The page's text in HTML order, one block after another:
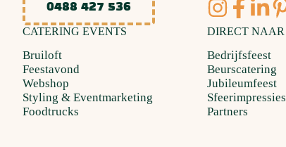
0488 427 536
CATERING EVENTS
Bruiloft
Feestavond
Webshop
Styling & Eventmarketing
Foodtrucks
DIRECT NAAR
Bedrijfsfeest
Beurscatering
Jubileumfeest
Sfeerimpressies
Partners